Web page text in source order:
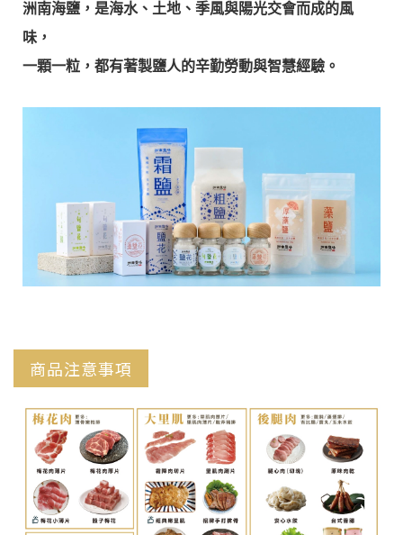
洲南海鹽，是海水、土地、季風與陽光交會而成的風
味，
一顆一粒，都有著製鹽人的辛勤勞動與智慧經驗。
◆ 檢驗報告：
■ 《小提醒》本產品未添加抗凝結劑，請避免置於潮濕
處。
商品注意事項